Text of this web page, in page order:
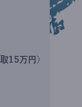
15万円)